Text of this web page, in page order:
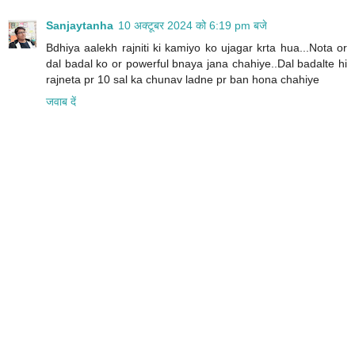
Sanjaytanha 10 अक्टूबर 2024 को 6:19 pm बजे
Bdhiya aalekh rajniti ki kamiyo ko ujagar krta hua...Nota or
dal badal ko or powerful bnaya jana chahiye..Dal badalte hi
rajneta pr 10 sal ka chunav ladne pr ban hona chahiye
जवाब दें